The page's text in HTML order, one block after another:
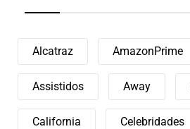
Alcatraz AmazonPrime
Assistidos Away
California Celebridades